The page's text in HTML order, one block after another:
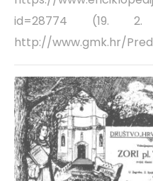
id=28774 (19. 2.
http://www.gmk.hr/